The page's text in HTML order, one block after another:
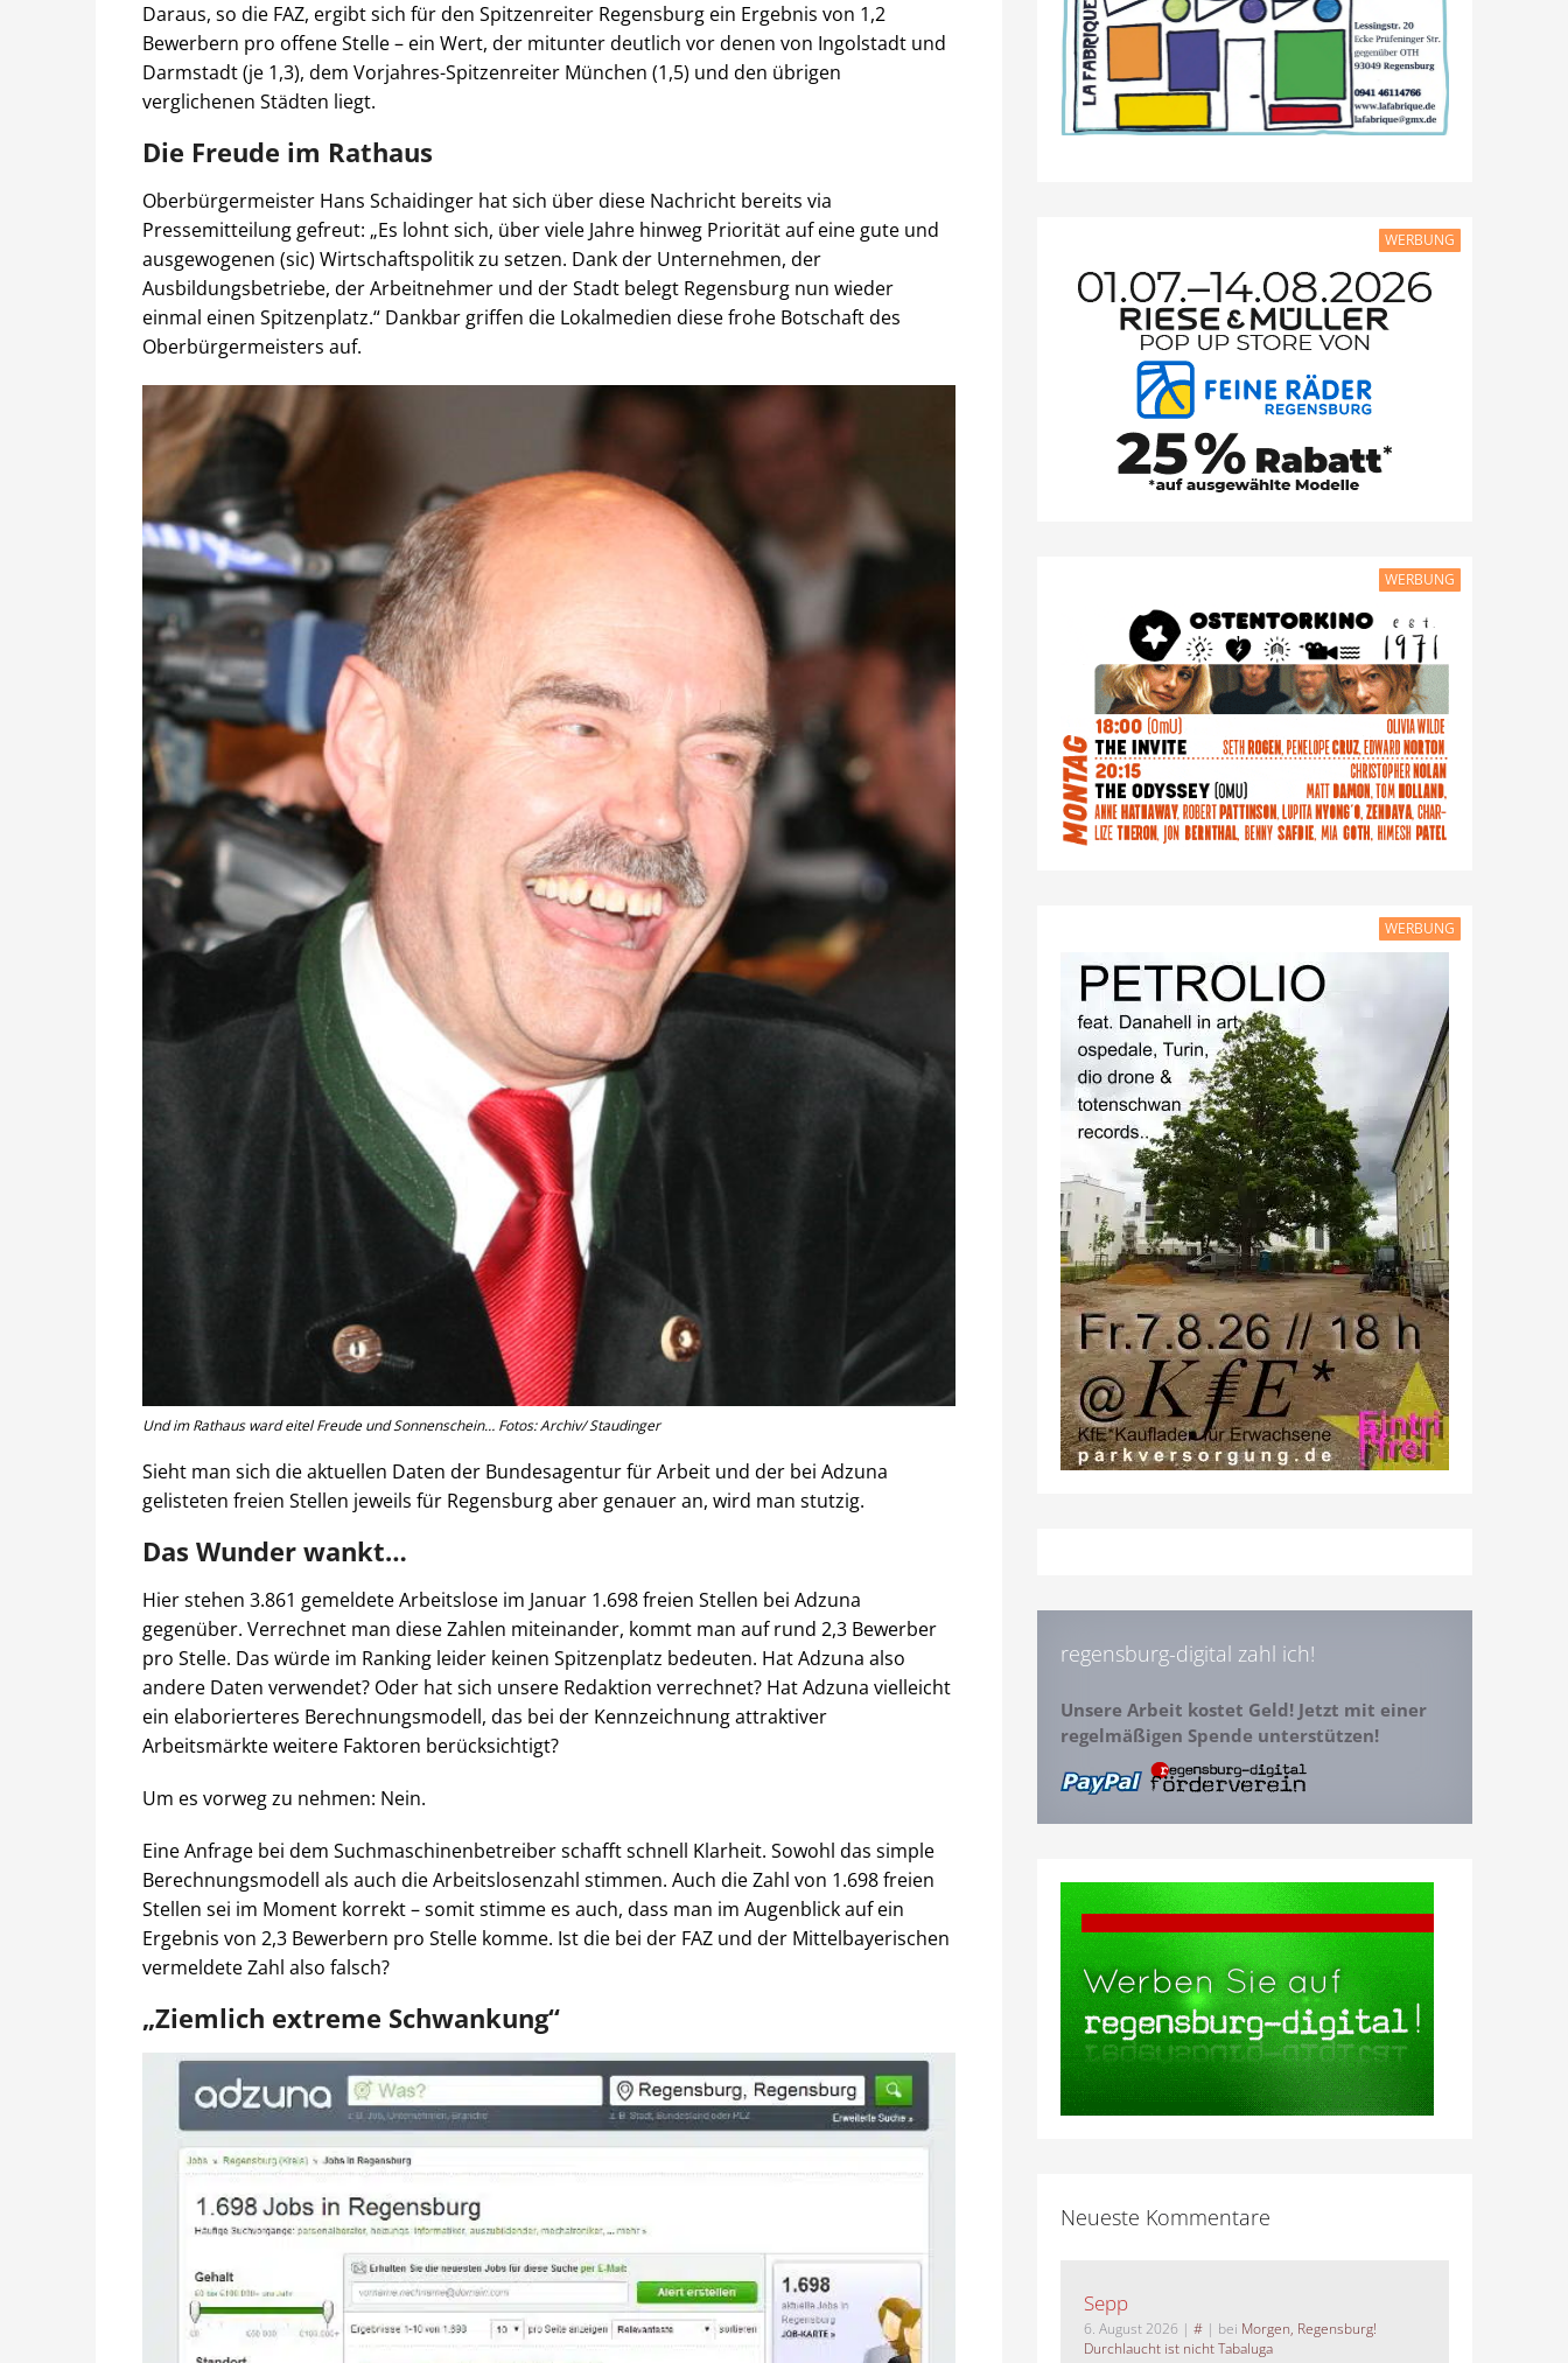
Daraus, so die FAZ, ergibt sich für den Spitzenreiter Regensburg ein Ergebnis von 1,2
Bewerbern pro offene Stelle – ein Wert, der mitunter deutlich vor denen von Ingolstadt und
Darmstadt (je 1,3), dem Vorjahres-Spitzenreiter München (1,5) und den übrigen
verglichenen Städten liegt.
Die Freude im Rathaus
Oberbürgermeister Hans Schaidinger hat sich über diese Nachricht bereits via
Pressemitteilung gefreut: „Es lohnt sich, über viele Jahre hinweg Priorität auf eine gute und
ausgewogenen (sic) Wirtschaftspolitik zu setzen. Dank der Unternehmen, der
Ausbildungsbetriebe, der Arbeitnehmer und der Stadt belegt Regensburg nun wieder
einmal einen Spitzenplatz.“ Dankbar griffen die Lokalmedien diese frohe Botschaft des
Oberbürgermeisters auf.
Und im Rathaus ward eitel Freude und Sonnenschein… Fotos: Archiv/ Staudinger
Sieht man sich die aktuellen Daten der Bundesagentur für Arbeit und der bei Adzuna
gelisteten freien Stellen jeweils für Regensburg aber genauer an, wird man stutzig.
Das Wunder wankt…
Hier stehen 3.861 gemeldete Arbeitslose im Januar 1.698 freien Stellen bei Adzuna
gegenüber. Verrechnet man diese Zahlen miteinander, kommt man auf rund 2,3 Bewerber
pro Stelle. Das würde im Ranking leider keinen Spitzenplatz bedeuten. Hat Adzuna also
andere Daten verwendet? Oder hat sich unsere Redaktion verrechnet? Hat Adzuna vielleicht
ein elaborierteres Berechnungsmodell, das bei der Kennzeichnung attraktiver
Arbeitsmärkte weitere Faktoren berücksichtigt?
Um es vorweg zu nehmen: Nein.
Eine Anfrage bei dem Suchmaschinenbetreiber schafft schnell Klarheit. Sowohl das simple
Berechnungsmodell als auch die Arbeitslosenzahl stimmen. Auch die Zahl von 1.698 freien
Stellen sei im Moment korrekt – somit stimme es auch, dass man im Augenblick auf ein
Ergebnis von 2,3 Bewerbern pro Stelle komme. Ist die bei der FAZ und der Mittelbayerischen
vermeldete Zahl also falsch?
„Ziemlich extreme Schwankung“
WERBUNG
WERBUNG
WERBUNG
regensburg-digital zahl ich!
Unsere Arbeit kostet Geld! Jetzt mit einer
regelmäßigen Spende unterstützen!
Neueste Kommentare
Sepp
6. August 2026 | #| bei Morgen, Regensburg!
Durchlaucht ist nicht Tabaluga